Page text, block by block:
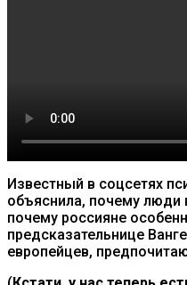
Известный в соцсетях
объяснила, почему люди
почему россияне
предсказательнице
европейцев,